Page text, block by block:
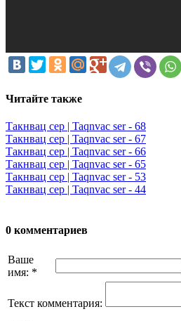
Читайте также
Такнвац сер | Taqnvac ser - 68
Такнвац сер | Taqnvac ser - 67
Такнвац сер | Taqnvac ser - 66
Такнвац сер | Taqnvac ser - 65
Такнвац сер | Taqnvac ser - 53
Такнвац сер | Taqnvac ser - 44
0 комментариев
Ваше
имя: *
Текст комментария: